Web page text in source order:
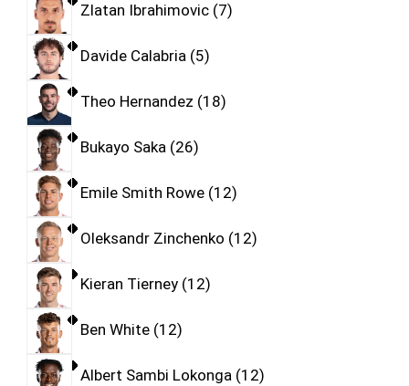
Zlatan Ibrahimovic 7
Davide Calabria 5
Theo Hernandez 18
Bukayo Saka 26
Emile Smith Rowe 12
Oleksandr Zinchenko 12
Kieran Tierney 12
Ben White 12
Albert Sambi Lokonga 12